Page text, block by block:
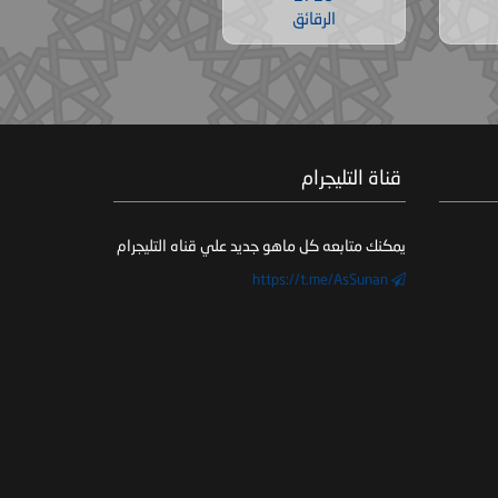
الرقائق
‏ قناة التليجرام
يمكنك متابعه كل ماهو جديد علي قناه التليجرام
https://t.me/AsSunan